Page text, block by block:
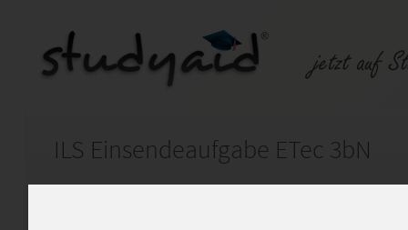
ILS Einsendeaufgabe ETec 3bN